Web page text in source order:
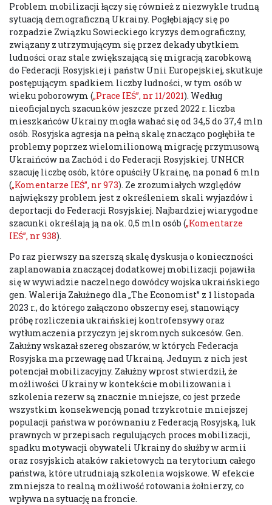
Problem mobilizacji łączy się również z niezwykle trudną
sytuacją demograficzną Ukrainy. Pogłębiający się po
rozpadzie Związku Sowieckiego kryzys demograficzny,
związany z utrzymującym się przez dekady ubytkiem
ludności oraz stale zwiększającą się migracją zarobkową
do Federacji Rosyjskiej i państw Unii Europejskiej, skutkuje
postępującym spadkiem liczby ludności, w tym osób w
wieku poborowym („Prace IEŚ”, nr 11/2021). Według
nieoficjalnych szacunków jeszcze przed 2022 r. liczba
mieszkańców Ukrainy mogła wahać się od 34,5 do 37,4 mln
osób. Rosyjska agresja na pełną skalę znacząco pogłębiła te
problemy poprzez wielomilionową migrację przymusową
Ukraińców na Zachód i do Federacji Rosyjskiej. UNHCR
szacuję liczbę osób, które opuściły Ukrainę, na ponad 6 mln
(„Komentarze IEŚ”, nr 973). Ze zrozumiałych względów
największy problem jest z określeniem skali wyjazdów i
deportacji do Federacji Rosyjskiej. Najbardziej wiarygodne
szacunki określają ją na ok. 0,5 mln osób („Komentarze
IEŚ”, nr 938).
Po raz pierwszy na szerszą skalę dyskusja o konieczności
zaplanowania znaczącej dodatkowej mobilizacji pojawiła
się w wywiadzie naczelnego dowódcy wojska ukraińskiego
gen. Walerija Załużnego dla „The Economist” z 1 listopada
2023 r., do którego załączono obszerny esej, stanowiący
próbę rozliczenia ukraińskiej kontrofensywy oraz
wytłumaczenia przyczyn jej skromnych sukcesów. Gen.
Załużny wskazał szereg obszarów, w których Federacja
Rosyjska ma przewagę nad Ukrainą. Jednym z nich jest
potencjał mobilizacyjny. Załużny wprost stwierdził, że
możliwości Ukrainy w kontekście mobilizowania i
szkolenia rezerw są znacznie mniejsze, co jest przede
wszystkim konsekwencją ponad trzykrotnie mniejszej
populacji państwa w porównaniu z Federacją Rosyjską, luk
prawnych w przepisach regulujących proces mobilizacji,
spadku motywacji obywateli Ukrainy do służby w armii
oraz rosyjskich ataków rakietowych na terytorium całego
państwa, które utrudniają szkolenia wojskowe. W efekcie
zmniejsza to realną możliwość rotowania żołnierzy, co
wpływa na sytuację na froncie.